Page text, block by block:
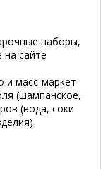
наборы,
на сайте
и масс-маркет
(шампанское,
(вода, соки